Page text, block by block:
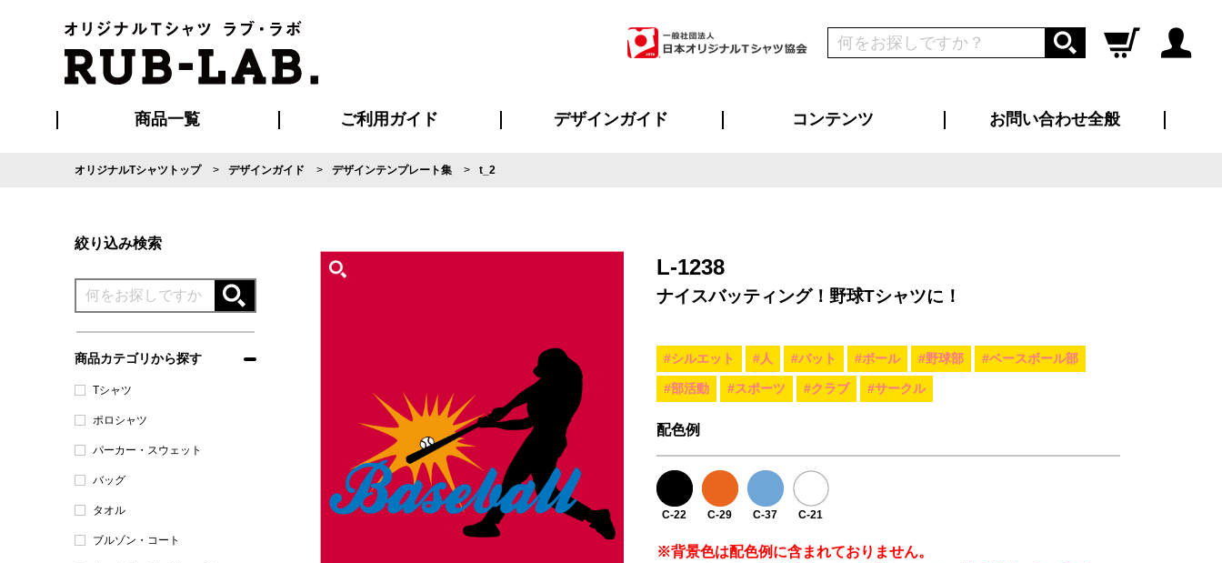
ログイン
商品一覧 ご利用ガイド
ご利用ガイド
はじめての方へ
再注文の方へ
お支払い方法について
割引まとめページ
発送・特急サービスについて
版の保管期限について
マイページ会員のメリット
よくあるご質問
デザインガイド コンテンツ お問い合わせ全般
オリジナルTシャツトップ デザインガイド デザインテンプレート集 t_2
絞り込み検索
商品カテゴリから探す
Tシャツ
ポロシャツ
パーカー・スウェット
バッグ
タオル
ブルゾン・コート
L-1238
ナイスバッティング！野球Tシャツに！
#シルエット #人 #バット #ボール #野球部 #ベースボール部
#部活動 #スポーツ #クラブ #サークル
配色例
C-22 C-29 C-37 C-21
※背景色は配色例に含まれておりません。